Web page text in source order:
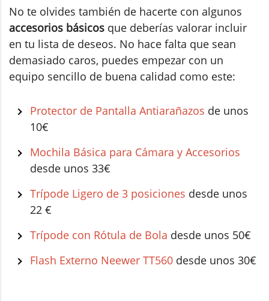
No te olvides también de hacerte con algunos
accesorios básicos que deberías valorar incluir
en tu lista de deseos. No hace falta que sean
demasiado caros, puedes empezar con un
equipo sencillo de buena calidad como este:
Protector de Pantalla Antiarañazos de unos
10€
Mochila Básica para Cámara y Accesorios
desde unos 33€
Trípode Ligero de 3 posiciones desde unos
22 €
Trípode con Rótula de Bola desde unos 50€
Flash Externo Neewer TT560 desde unos 30€